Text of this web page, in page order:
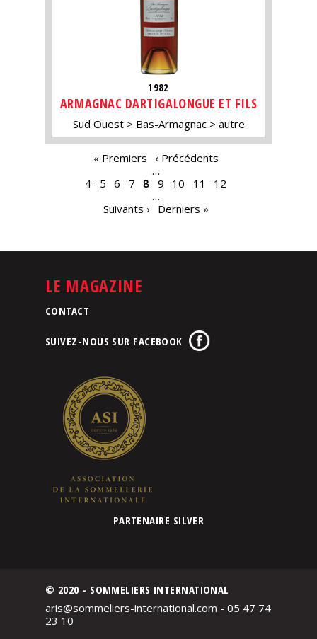
1982
ARMAGNAC DARTIGALONGUE ET FILS
Sud Ouest Bas-Armagnac autre
« Premiers
‹ Précédents
…
4
5 6 7 8 9 10 11
12
…
Suivants ›
Derniers »
LE MAGAZINE
CONTACT
SUIVEZ-NOUS SUR FACEBOOK
PARTENAIRE SILVER
© 2020 - SOMMELIERS INTERNATIONAL
aris@sommeliers-international.com - 05 47 74
23 10